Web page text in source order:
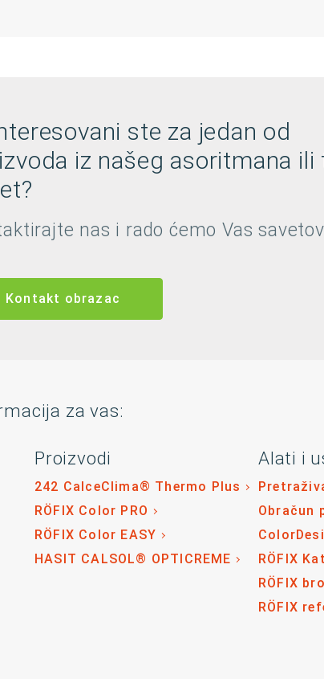
ste za jedan od
iz našeg asoritmana ili
nas i rado ćemo Vas
Kontakt obrazac
za vas:
Proizvodi
242 CalceClima® Thermo Plus
RÖFIX Color PRO
RÖFIX Color EASY
HASIT CALSOL® OPTICREME
Alati i
Obračun
RÖFIX
RÖFIX
RÖFIX